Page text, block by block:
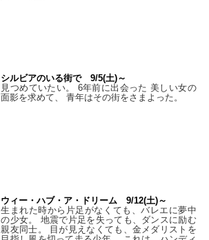
シルビアのいる街で 9/5(土)～
見つめていたい。 6年前に出会った 美しい女の
面影を求めて、 青年はその街をさまよった。
ウィー・ハブ・ア・ドリーム 9/12(土)～
生まれた時から片足がなくても、バレエに夢中
の少女。 地震で片足を失っても、ダンスに励む
親友同士。 目が見えなくても、金メダリストを